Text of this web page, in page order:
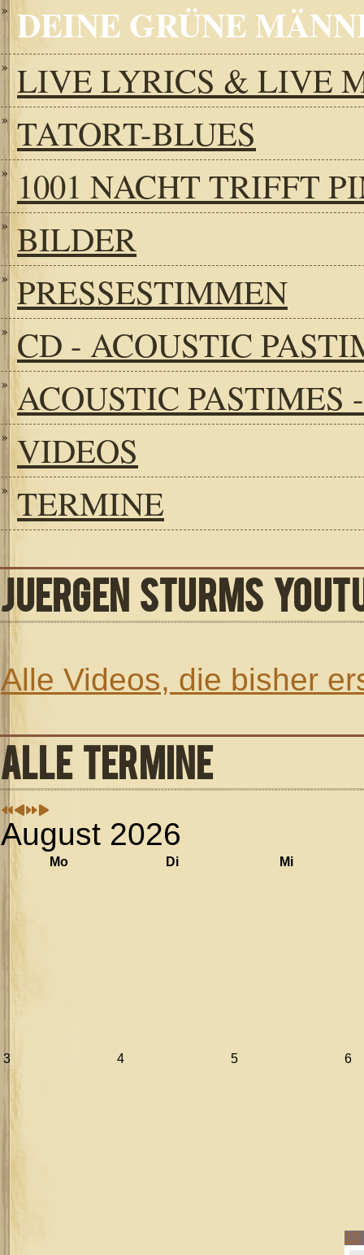
DEINE GRÜNE
LIVE LYRICS & LIVE
TATORT-BLUES
1001 NACHT TRIFFT
BILDER
PRESSESTIMMEN
CD - ACOUSTIC
ACOUSTIC PASTIMES
VIDEOS
TERMINE
JUERGEN STURMS
Alle Videos, die bisher
ALLE TERMINE
August 2026
Mo Di Mi
3 4 5 6
13